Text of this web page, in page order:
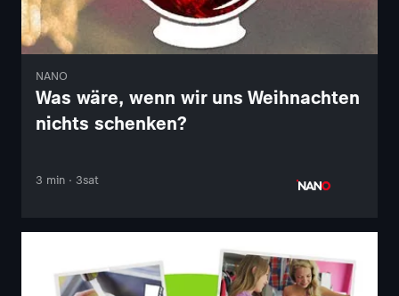
NANO
Was wäre, wenn wir uns Weihnachten
nichts schenken?
3 min · 3sat